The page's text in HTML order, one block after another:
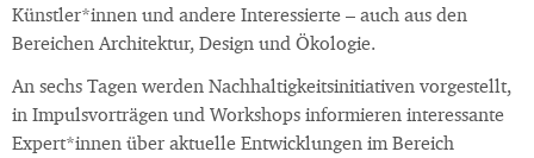
Künstler*innen und andere Interessierte – auch aus den
Bereichen Architektur, Design und Ökologie.
An sechs Tagen werden Nachhaltigkeitsinitiativen vorgestellt,
in Impulsvorträgen und Workshops informieren interessante
Expert*innen über aktuelle Entwicklungen im Bereich